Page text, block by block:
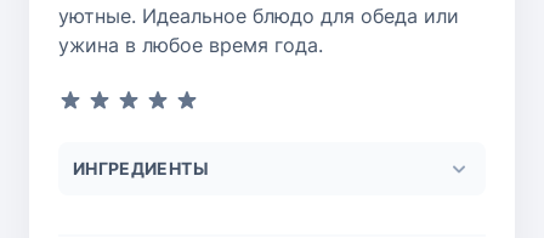
уютные. Идеальное блюдо для обеда или
ужина в любое время года.
ИНГРЕДИЕНТЫ